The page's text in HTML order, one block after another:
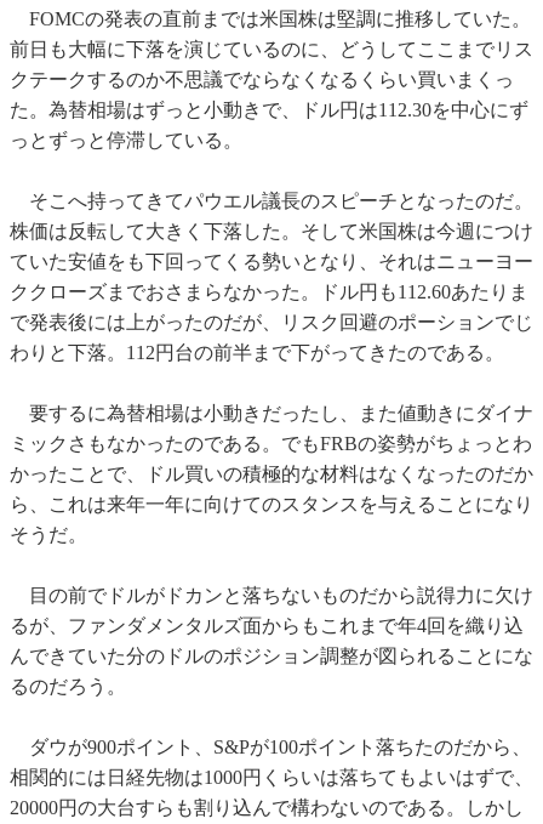
FOMCの発表の直前までは米国株は堅調に推移していた。
前日も大幅に下落を演じているのに、どうしてここまでリス
クテークするのか不思議でならなくなるくらい買いまくっ
た。為替相場はずっと小動きで、ドル円は112.30を中心にず
っとずっと停滞している。
そこへ持ってきてパウエル議長のスピーチとなったのだ。
株価は反転して大きく下落した。そして米国株は今週につけ
ていた安値をも下回ってくる勢いとなり、それはニューヨー
ククローズまでおさまらなかった。ドル円も112.60あたりま
で発表後には上がったのだが、リスク回避のポーションでじ
わりと下落。112円台の前半まで下がってきたのである。
要するに為替相場は小動きだったし、また値動きにダイナ
ミックさもなかったのである。でもFRBの姿勢がちょっとわ
かったことで、ドル買いの積極的な材料はなくなったのだか
ら、これは来年一年に向けてのスタンスを与えることになり
そうだ。
目の前でドルがドカンと落ちないものだから説得力に欠け
るが、ファンダメンタルズ面からもこれまで年4回を織り込
んできていた分のドルのポジション調整が図られることにな
るのだろう。
ダウが900ポイント、S&Pが100ポイント落ちたのだから、
相関的には日経先物は1000円くらいは落ちてもよいはずで、
20000円の大台すらも割り込んで構わないのである。しかし